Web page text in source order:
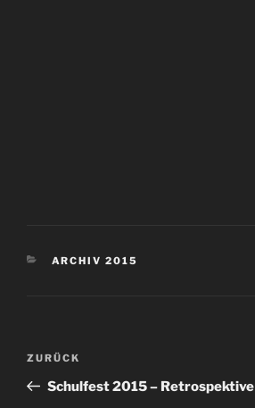
ARCHIV 2015
ZURÜCK
Schulfest 2015 – Retrospektive